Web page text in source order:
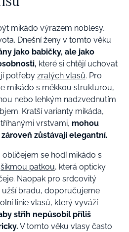
mikádo výrazem noblesy,
Dnešní ženy v tomto věku
jako babičky, ale jako
které si chtějí uchovat
potřeby zralých vlasů. Pro
mikádo s měkkou strukturou,
nebo lehkým nadzvednutím
Kratší varianty mikáda,
vrstvami, mohou
zůstávají elegantní.
se hodí mikádo s
šikmou patkou, která opticky
Naopak pro srdcovitý
užší bradu, doporučujeme
linie vlasů, který vyváží
střih nepůsobil příliš
V tomto věku vlasy často